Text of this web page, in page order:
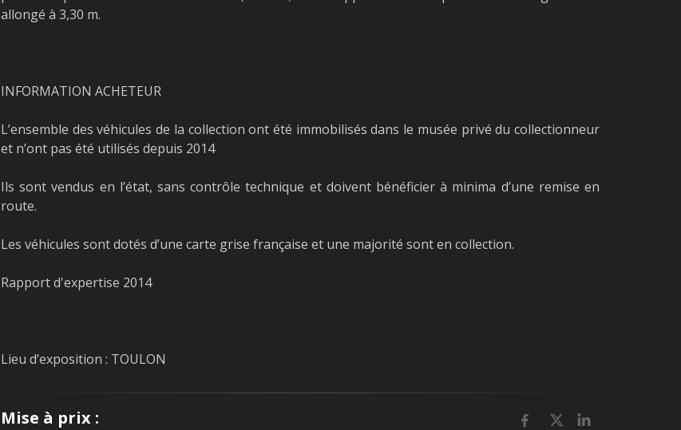
allongé à 3,30 m.
INFORMATION ACHETEUR
L’ensemble des véhicules de la collection ont été immobilisés dans le musée privé du collectionneur
et n’ont pas été utilisés depuis 2014
Ils sont vendus en l’état, sans contrôle technique et doivent bénéficier à minima d’une remise en
route.
Les véhicules sont dotés d’une carte grise française et une majorité sont en collection.
Rapport d'expertise 2014
Lieu d’exposition : TOULON
Mise à prix :